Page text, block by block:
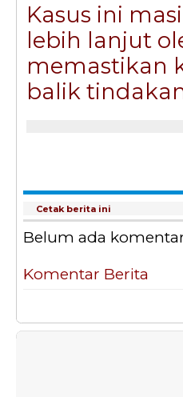
Kasus ini
lebih lanjut
memastikan
balik
Cetak berita ini
Belum ada
Komentar Berita